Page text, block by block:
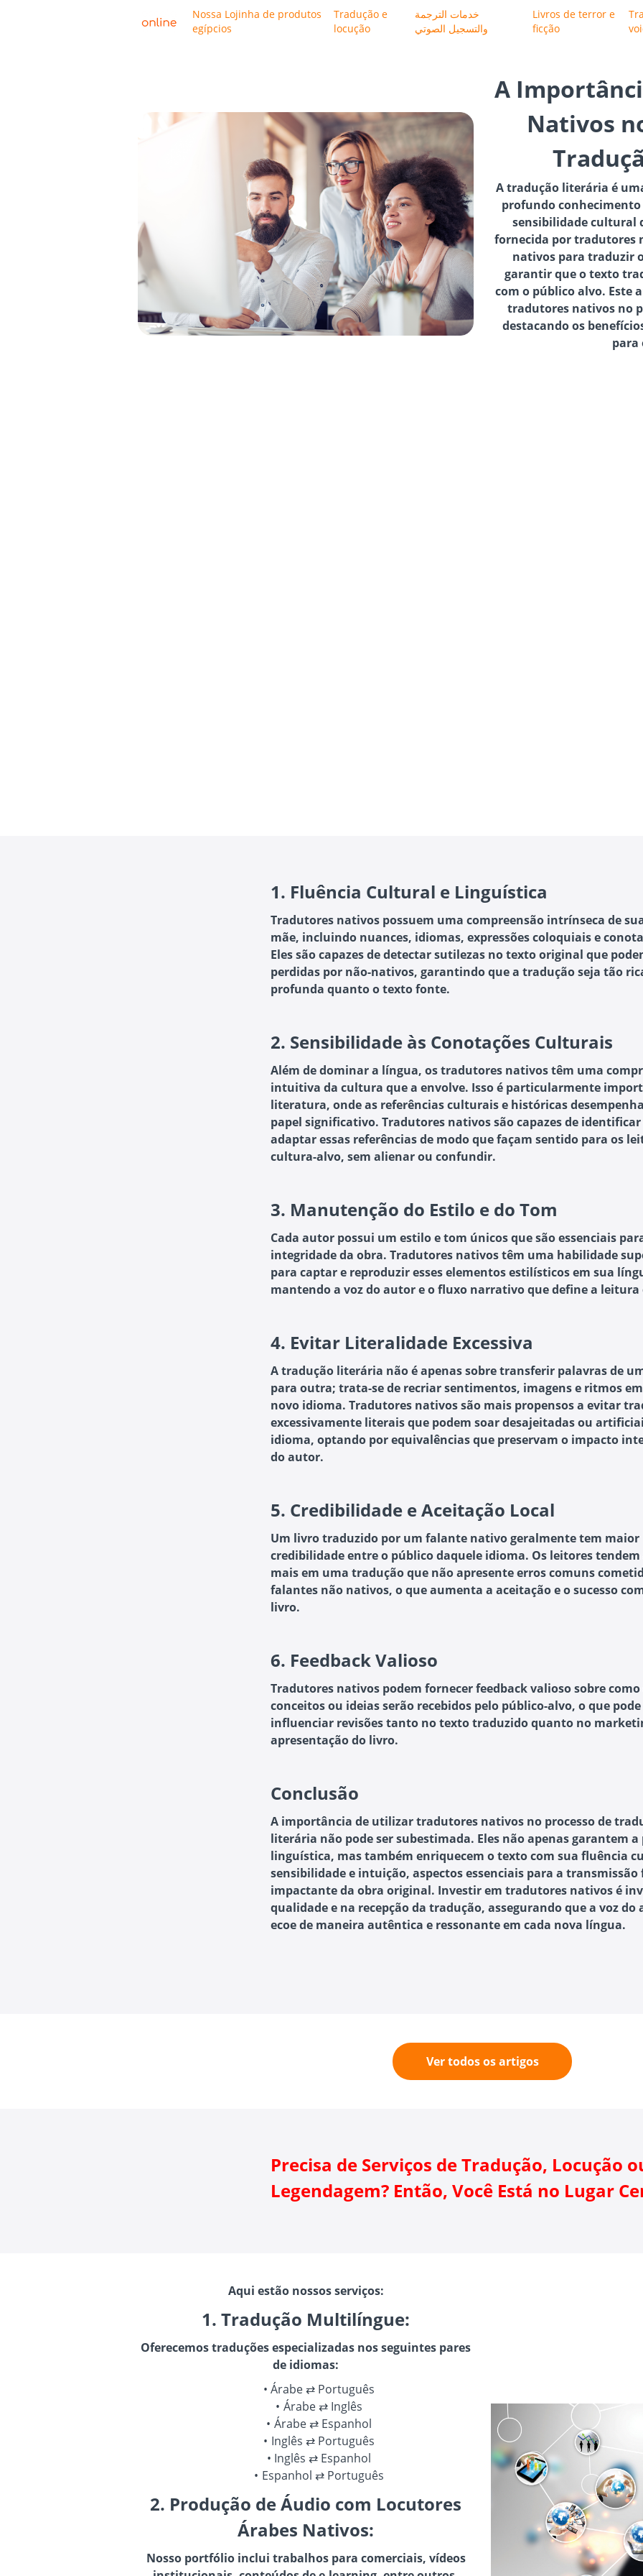
Nossa Lojinha de produtos
egípcios
Tradução e
locução
خدمات الترجمة
والتسجيل الصوتي
Livros de terror e
ficção
A
Nativos
A tradução literária é
profundo
sensibilidade cultural
fornecida por tradutores
nativos para traduzir
garantir que o texto
com o público alvo. Este
tradutores nativos no
destacando os
para
1. Fluência Cultural e Linguística
Tradutores nativos possuem uma compreensão intrínseca de
mãe, incluindo nuances, idiomas, expressões coloquiais e
Eles são capazes de detectar sutilezas no texto original que
perdidas por não-nativos, garantindo que a tradução seja tão
profunda quanto o texto fonte.
2. Sensibilidade às Conotações Culturais
Além de dominar a língua, os tradutores nativos têm uma
intuitiva da cultura que a envolve. Isso é particularmente
literatura, onde as referências culturais e históricas
papel significativo. Tradutores nativos são capazes de identificar
adaptar essas referências de modo que façam sentido para os
cultura-alvo, sem alienar ou confundir.
3. Manutenção do Estilo e do Tom
Cada autor possui um estilo e tom únicos que são essenciais
integridade da obra. Tradutores nativos têm uma habilidade
para captar e reproduzir esses elementos estilísticos em sua
mantendo a voz do autor e o fluxo narrativo que define a
4. Evitar Literalidade Excessiva
A tradução literária não é apenas sobre transferir palavras de
para outra; trata-se de recriar sentimentos, imagens e ritmos
novo idioma. Tradutores nativos são mais propensos a evitar
excessivamente literais que podem soar desajeitadas ou
idioma, optando por equivalências que preservam o impacto
do autor.
5. Credibilidade e Aceitação Local
Um livro traduzido por um falante nativo geralmente tem maior
credibilidade entre o público daquele idioma. Os leitores
mais em uma tradução que não apresente erros comuns
falantes não nativos, o que aumenta a aceitação e o sucesso
livro.
6. Feedback Valioso
Tradutores nativos podem fornecer feedback valioso sobre
conceitos ou ideias serão recebidos pelo público-alvo, o que pode
influenciar revisões tanto no texto traduzido quanto no
apresentação do livro.
Conclusão
A importância de utilizar tradutores nativos no processo de
literária não pode ser subestimada. Eles não apenas garantem a
linguística, mas também enriquecem o texto com sua fluência
sensibilidade e intuição, aspectos essenciais para a transmissão
impactante da obra original. Investir em tradutores nativos é
qualidade e na recepção da tradução, assegurando que a voz do
ecoe de maneira autêntica e ressonante em cada nova língua.
Ver todos os artigos
Precisa de Serviços de Tradução, Locução
Legendagem? Então, Você Está no Lugar
Aqui estão nossos serviços:
1. Tradução Multilíngue:
Oferecemos traduções especializadas nos seguintes pares
de idiomas:
Árabe ⇄ Português
Árabe ⇄ Inglês
Árabe ⇄ Espanhol
Inglês ⇄ Português
Inglês ⇄ Espanhol
Espanhol ⇄ Português
2. Produção de Áudio com Locutores
Árabes Nativos:
Nosso portfólio inclui trabalhos para comerciais, vídeos